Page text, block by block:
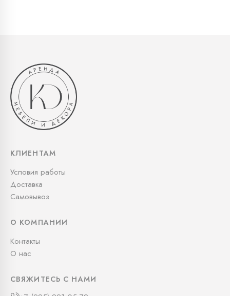
КЛИЕНТАМ
Условия работы
Доставка
Самовывоз
О КОМПАНИИ
Контакты
О нас
СВЯЖИТЕСЬ С НАМИ